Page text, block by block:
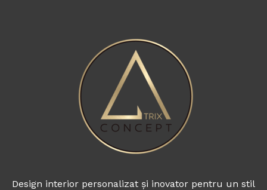
Design interior personalizat și inovator pentru un stil